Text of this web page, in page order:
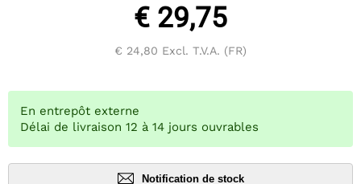
€ 29,75
€ 24,80 Excl. T.V.A. (FR)
En entrepôt externe
Délai de livraison 12 à 14 jours ouvrables
Notification de stock